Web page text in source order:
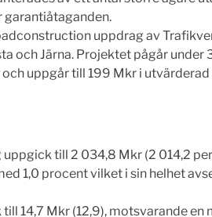
uppdrag av
och Järna. Projektet pågår under
uppgår till 199 Mkr i utvärderad
till 2 034,8 Mkr (2 014,2
1,0 procent vilket i sin helhet
14,7 Mkr (12,9), motsvarande en